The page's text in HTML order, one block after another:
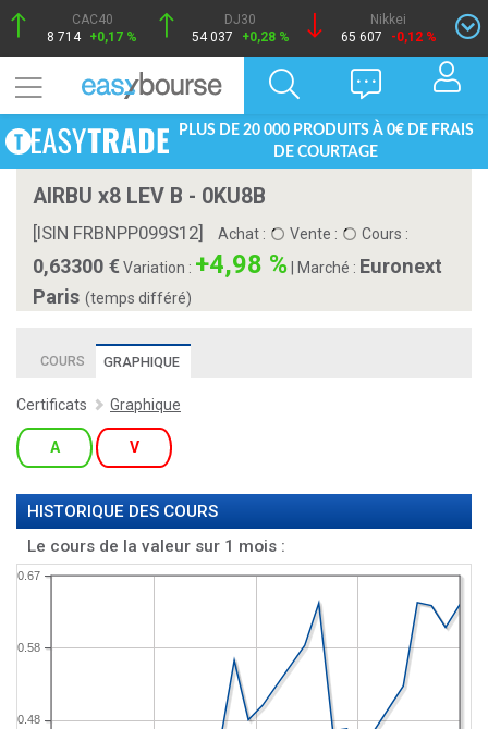
CAC40
8 714 +0,17 %
DJ30
54 037
+0,28 %
Nikkei
65 607
-0,12 %
PLUS DE 20 000 PRODUITS À 0€ DE FRAIS
DE COURTAGE
AIRBU x8 LEV B - 0KU8B
[ISIN FRBNPP099S12] Achat : Vente : Cours :
0,63300Variation : +4,98 % Marché : Euronext
Paris (temps différé)
COURS GRAPHIQUE
Certificats Graphique
A V
HISTORIQUE DES COURS
Le cours de la valeur sur 1 mois :
0.48
0.58
0.67